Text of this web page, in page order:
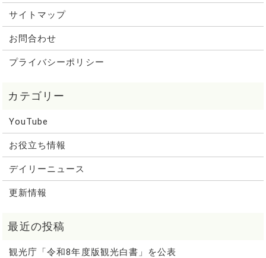
サイトマップ
お問合わせ
プライバシーポリシー
YouTube
お役立ち情報
デイリーニュース
更新情報
観光庁「令和8年度版観光白書」を公表